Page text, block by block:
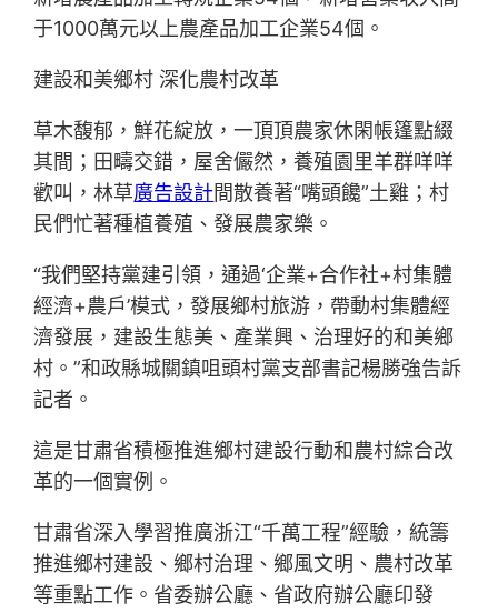
于1000萬元以上農產品加工企業54個。
建設和美鄉村 深化農村改革
草木馥郁，鮮花綻放，一頂頂農家休閑帳篷點綴
其間；田疇交錯，屋舍儼然，養殖園里羊群咩咩
歡叫，林草廣告設計間散養著“嘴頭饞”土雞；村
民們忙著種植養殖、發展農家樂。
“我們堅持黨建引領，通過‘企業+合作社+村集體
經濟+農戶’模式，發展鄉村旅游，帶動村集體經
濟發展，建設生態美、產業興、治理好的和美鄉
村。”和政縣城關鎮咀頭村黨支部書記楊勝強告訴
記者。
這是甘肅省積極推進鄉村建設行動和農村綜合改
革的一個實例。
甘肅省深入學習推廣浙江“千萬工程”經驗，統籌
推進鄉村建設、鄉村治理、鄉風文明、農村改革
等重點工作。省委辦公廳、省政府辦公廳印發